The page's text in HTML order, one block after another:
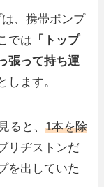
、携帯ポンプ
では 「トップ
張って持ち運
します。
ると、1本を除
リヂストンだ
を出していた